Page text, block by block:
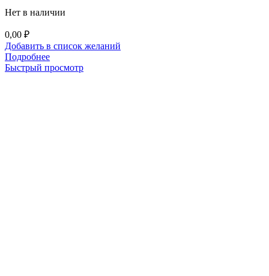
Нет в наличии
0,00 ₽
Добавить в список желаний
Подробнее
Быстрый просмотр